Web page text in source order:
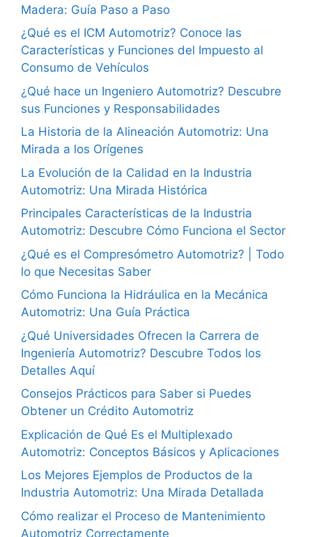
Madera: Guía Paso a Paso
¿Qué es el ICM Automotriz? Conoce las
Características y Funciones del Impuesto al
Consumo de Vehículos
¿Qué hace un Ingeniero Automotriz? Descubre
sus Funciones y Responsabilidades
La Historia de la Alineación Automotriz: Una
Mirada a los Orígenes
La Evolución de la Calidad en la Industria
Automotriz: Una Mirada Histórica
Principales Características de la Industria
Automotriz: Descubre Cómo Funciona el Sector
¿Qué es el Compresómetro Automotriz? | Todo
lo que Necesitas Saber
Cómo Funciona la Hidráulica en la Mecánica
Automotriz: Una Guía Práctica
¿Qué Universidades Ofrecen la Carrera de
Ingeniería Automotriz? Descubre Todos los
Detalles Aquí
Consejos Prácticos para Saber si Puedes
Obtener un Crédito Automotriz
Explicación de Qué Es el Multiplexado
Automotriz: Conceptos Básicos y Aplicaciones
Los Mejores Ejemplos de Productos de la
Industria Automotriz: Una Mirada Detallada
Cómo realizar el Proceso de Mantenimiento
Automotriz Correctamente